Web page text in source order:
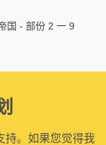
国 - 部份 2 一 9
持。如果您觉得我